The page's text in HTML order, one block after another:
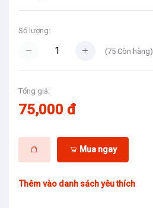
Số lượng:
(75 Còn hàng)
Tổng giá:
75,000 đ
Mua ngay
Thêm vào danh sách yêu thích